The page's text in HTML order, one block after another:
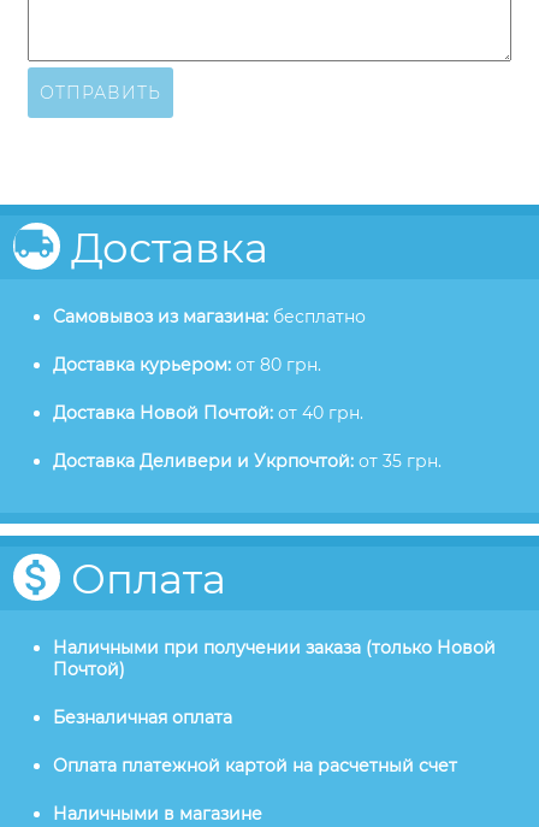
ОТПРАВИТЬ
Доставка
Самовывоз из магазина: бесплатно
Доставка курьером: от 80 грн.
Доставка Новой Почтой: от 40 грн.
Доставка Деливери и Укрпочтой: от 35 грн.
Оплата
Наличными при получении заказа (только Новой
Почтой)
Безналичная оплата
Оплата платежной картой на расчетный счет
Наличными в магазине